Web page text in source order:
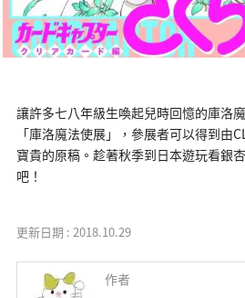
讓許多七八年級生喚起兒時回憶的庫洛
「庫洛魔法使展」，參展者可以得到
寶貴的原稿。趁著秋季到日本遊玩看銀
吧！
更新日期 : 2018.10.29
作者